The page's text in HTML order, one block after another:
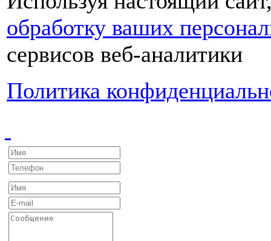
обработку ваших
сервисов веб-аналитики
Политика